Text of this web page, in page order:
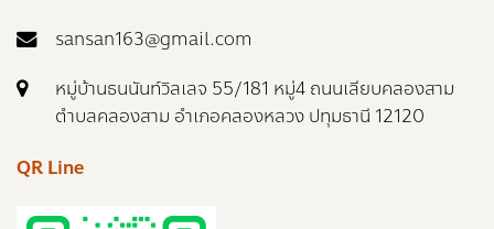
sansan163@gmail.com
หมู่บ้านธนนันท์วิลเลจ 55/181 หมู่4 ถนนเลียบคลองสาม
ตำบลคลองสาม อำเภอคลองหลวง ปทุมธานี 12120
QR Line